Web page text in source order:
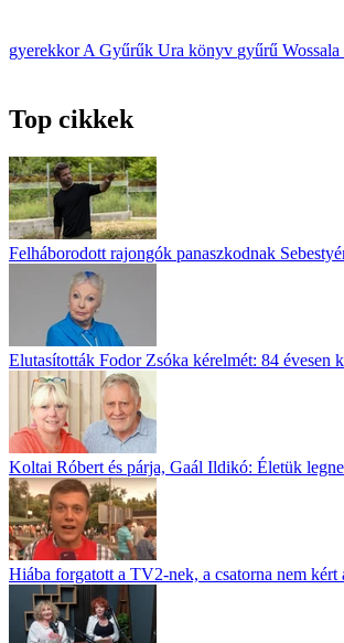
gyerekkorA Gyűrűk Ura könyv gyűrű
Top cikkek
Felháborodott rajongók panaszkodnak
Elutasították Fodor Zsóka kérelmét: 84 évesen
Koltai Róbert és párja, Gaál Ildikó: Életük
Hiába forgatott a TV2-nek, a csatorna nem